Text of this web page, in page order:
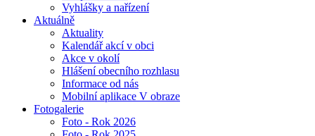
Vyhlášky a nařízení
Aktuálně
Aktuality
Kalendář akcí v obci
Akce v okolí
Hlášení obecního rozhlasu
Informace od nás
Mobilní aplikace V obraze
Fotogalerie
Foto - Rok 2026